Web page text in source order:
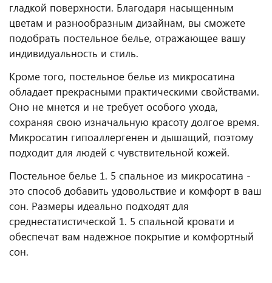
гладкой поверхности. Благодаря насыщенным
цветам и разнообразным дизайнам, вы сможете
подобрать постельное белье, отражающее вашу
индивидуальность и стиль.
Кроме того, постельное белье из микросатина
обладает прекрасными практическими свойствами.
Оно не мнется и не требует особого ухода,
сохраняя свою изначальную красоту долгое время.
Микросатин гипоаллергенен и дышащий, поэтому
подходит для людей с чувствительной кожей.
Постельное белье 1. 5 спальное из микросатина -
это способ добавить удовольствие и комфорт в ваш
сон. Размеры идеально подходят для
среднестатистической 1. 5 спальной кровати и
обеспечат вам надежное покрытие и комфортный
сон.